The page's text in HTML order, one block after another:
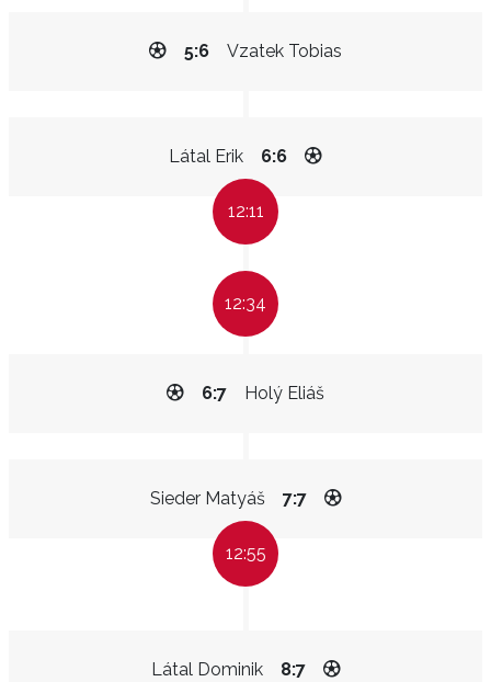
Vzatek Tobias
5:6
Látal Erik 6:6
12:11
12:34
Holý Eliáš
6:7
Sieder Matyáš 7:7
12:55
Látal Dominik 8:7